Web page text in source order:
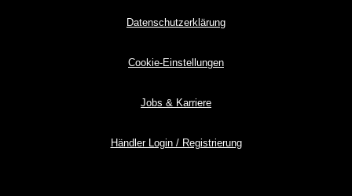
Datenschutzerklärung
Cookie-Einstellungen
Jobs & Karriere
Händler Login / Registrierung